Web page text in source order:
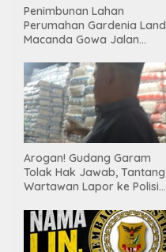
Penimbunan Lahan
Perumahan Gardenia Land
Macanda Gowa Jalan
Gunakan Material
Tambang Ilegal
Arogan! Gudang Garam
Tolak Hak Jawab, Tantang
Wartawan Lapor ke Polisi